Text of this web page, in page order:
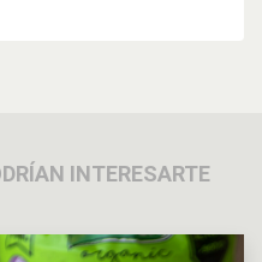
INTERESARTE